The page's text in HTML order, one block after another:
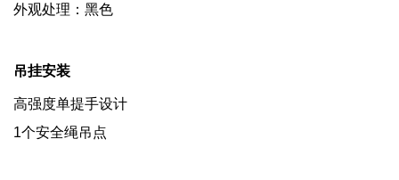
外观处理：黑色
吊挂安装
高强度单提手设计
1个安全绳吊点